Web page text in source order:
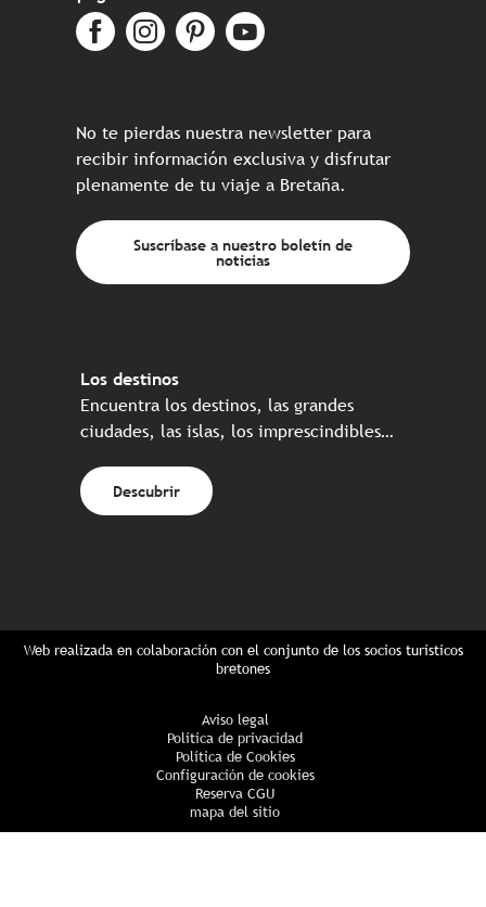
No te pierdas nuestra newsletter para
recibir información exclusiva y disfrutar
plenamente de tu viaje a Bretaña.
Suscríbase a nuestro boletín de
noticias
Los destinos
Encuentra los destinos, las grandes
ciudades, las islas, los imprescindibles…
Descubrir
Web realizada en colaboración con el conjunto de los socios turísticos
bretones
Aviso legal
Política de privacidad
Política de Cookies
Configuración de cookies
Reserva CGU
mapa del sitio